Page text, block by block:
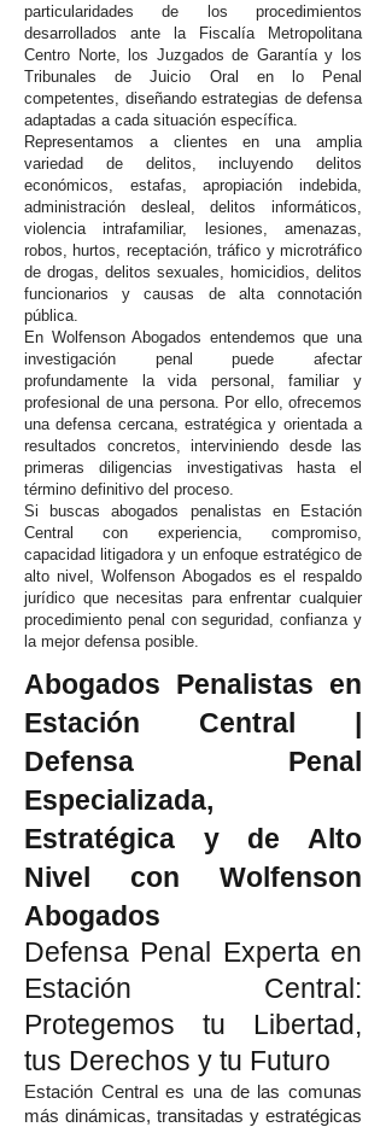
particularidades de los procedimientos
desarrollados ante la Fiscalía Metropolitana
Centro Norte, los Juzgados de Garantía y los
Tribunales de Juicio Oral en lo Penal
competentes, diseñando estrategias de defensa
adaptadas a cada situación específica.
Representamos a clientes en una amplia
variedad de delitos, incluyendo delitos
económicos, estafas, apropiación indebida,
administración desleal, delitos informáticos,
violencia intrafamiliar, lesiones, amenazas,
robos, hurtos, receptación, tráfico y microtráfico
de drogas, delitos sexuales, homicidios, delitos
funcionarios y causas de alta connotación
pública.
En Wolfenson Abogados entendemos que una
investigación penal puede afectar
profundamente la vida personal, familiar y
profesional de una persona. Por ello, ofrecemos
una defensa cercana, estratégica y orientada a
resultados concretos, interviniendo desde las
primeras diligencias investigativas hasta el
término definitivo del proceso.
Si buscas abogados penalistas en Estación
Central con experiencia, compromiso,
capacidad litigadora y un enfoque estratégico de
alto nivel, Wolfenson Abogados es el respaldo
jurídico que necesitas para enfrentar cualquier
procedimiento penal con seguridad, confianza y
la mejor defensa posible.
Abogados Penalistas en
Estación Central |
Defensa Penal
Especializada,
Estratégica y de Alto
Nivel con Wolfenson
Abogados
Defensa Penal Experta en
Estación Central:
Protegemos tu Libertad,
tus Derechos y tu Futuro
Estación Central es una de las comunas
más dinámicas, transitadas y estratégicas